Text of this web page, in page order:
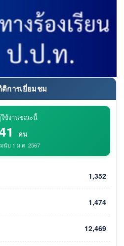
ติการเยี่ยมชม
ช้งานขณะนี้
คน
มนับ 1 ม.ค. 2567
1,352
1,474
12,469